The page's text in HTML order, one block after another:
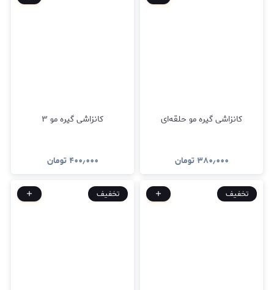
کانزاشی گیره مو حلقه‌ای
۳۸۰٫۰۰۰ تومان
کانزاشی گیره مو ۳
۴۰۰٫۰۰۰ تومان
تخفیف تخفیف